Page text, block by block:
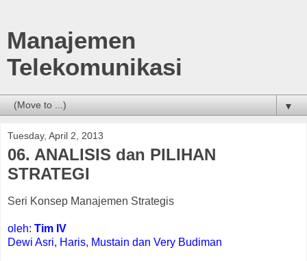
Manajemen
Telekomunikasi
▼
Tuesday, April 2, 2013
06. ANALISIS dan PILIHAN
STRATEGI
Seri Konsep Manajemen Strategis
oleh: Tim IV
Dewi Asri, Haris, Mustain dan Very Budiman